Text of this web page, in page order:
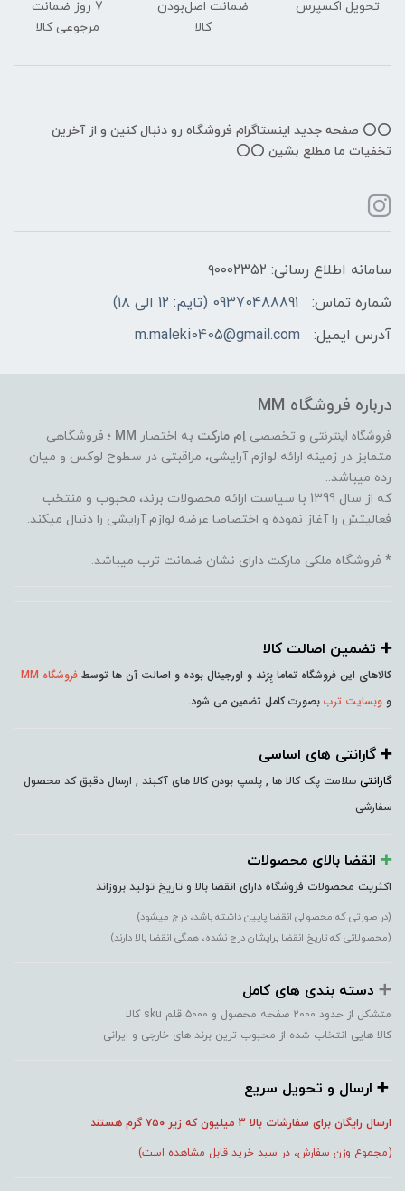
تحویل اکسپرس
ضمانت اصل‌بودن
کالا
7 روز ضمانت
مرجوعی کالا
⭕️⭕️ صفحه جدید اینستاگرام فروشگاه رو دنبال کنین و از آخرین
تخفیات ما مطلع بشین ⭕️⭕️
سامانه اطلاع رسانی: ۹۰۰۰۲۳۵۲
شماره تماس:
09370488891 (تایم: 12 الی ۱۸)
آدرس ایمیل:
m.maleki0405@gmail.com
درباره فروشگاه MM
فروشگاه اینترنتی و تخصصی اِم مارکت به اختصار MM ؛ فروشگاهی
متمایز در زمینه ارائه لوازم آرایشی، مراقبتی در سطوح لوکس و میان
رده میباشد..
که از سال 1399 با سیاست ارائه محصولات برند، محبوب و منتخب
فعالیتش را آغاز نموده و اختصاصا عرضه لوازم آرایشی را دنبال میکند.
* فروشگاه ملکی مارکت دارای نشان ضمانت ترب میباشد.
➕️ تضمین اصالت کالا
کالاهای این فروشگاه تماما بِرَند و اورجینال بوده و اصالت آن ها توسط فروشگاه MM
و وبسایت ترب بصورت کامل تضمین می شود.
➕️ گارانتی های اساسی
گارانتی سلامت پک کالا ها , پلمپ بودن کالا های آکبند , ارسال دقیق کد محصول
سفارشی
➕️ انقضا بالای محصولات
اکثریت محصولات فروشگاه دارای انقضا بالا و تاریخ تولید بروزاند
(در صورتی که محصولی انقضا پایین داشته باشد، درج میشود)
(محصولاتی که تاریخ انقضا برایشان درج نشده، همگی انقضا بالا دارند)
➕️ دسته بندی های کامل
متشکل از حدود ۲۰۰۰ صفحه محصول و ۵۰۰۰ قلم sku کالا
کالا هایی انتخاب شده از محبوب ترین برند های خارجی و ایرانی
➕️ ارسال و تحویل سریع
ارسال رایگان برای سفارشات بالا 3 میلیون که زیر ۷۵۰ گرم هستند
(مجموع وزن سفارش، در سبد خرید قابل مشاهده است)